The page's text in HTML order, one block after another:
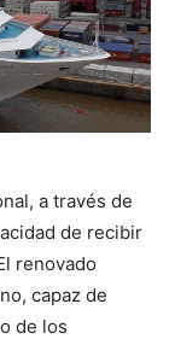
a través de
de recibir
renovado
capaz de
de los